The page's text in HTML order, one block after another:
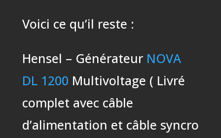
Voici ce qu’il reste :
Hensel – Générateur NOVA
DL 1200 Multivoltage ( Livré
complet avec câble
d’alimentation et câble syncro